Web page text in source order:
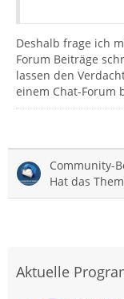
Deshalb frage ich
Forum Beiträge
lassen den
einem Chat-Forum
Community-
Hat das
Aktuelle